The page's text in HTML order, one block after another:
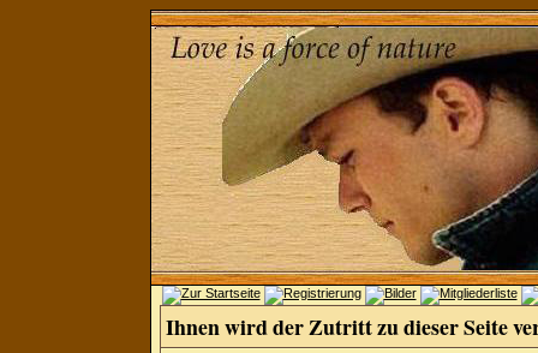
Ihnen wird der Zutritt zu dieser Seite